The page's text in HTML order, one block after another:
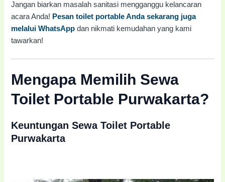
Jangan biarkan masalah sanitasi mengganggu kelancaran
acara Anda! Pesan toilet portable Anda sekarang juga
melalui WhatsApp dan nikmati kemudahan yang kami
tawarkan!
Mengapa Memilih Sewa
Toilet Portable Purwakarta?
Keuntungan Sewa Toilet Portable
Purwakarta